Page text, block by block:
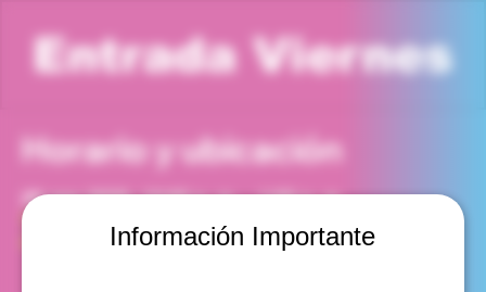
Información Importante
Entrada Viernes
Horario y ubicación
28 ago 2026, 12:00 p. m. – 1:00 p. m.
Viña del Mar, Cam. Internacional 2440, 2541754 Viña
del Mar, Valparaíso, Chile